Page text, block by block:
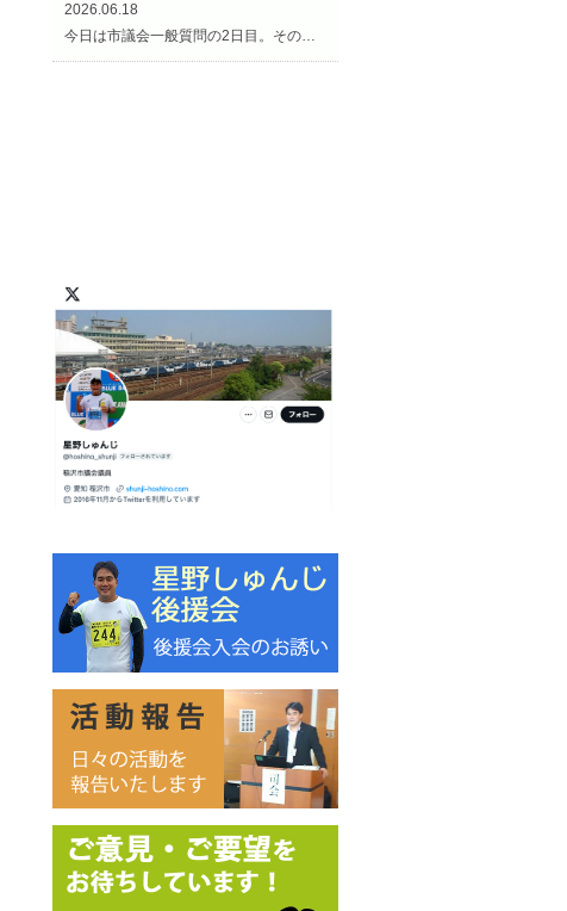
2026.06.18
今日は市議会一般質問の2日目。その後、矢合観音様の近くの「矢合の杜」へ。